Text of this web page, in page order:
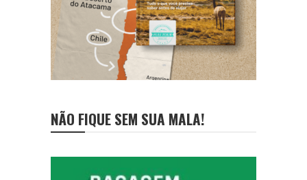
NÃO FIQUE SEM SUA MALA!